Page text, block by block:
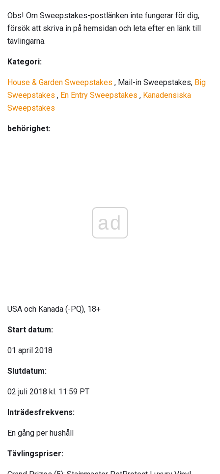
Obs! Om Sweepstakes-postlänken inte fungerar för dig,
försök att skriva in på hemsidan och leta efter en länk till
tävlingarna.
Kategori:
House & Garden Sweepstakes , Mail-in Sweepstakes, Big
Sweepstakes , En Entry Sweepstakes , Kanadensiska
Sweepstakes
behörighet:
ad
USA och Kanada (-PQ), 18+
Start datum:
01 april 2018
Slutdatum:
02 juli 2018 kl. 11:59 PT
Inträdesfrekvens:
En gång per hushåll
Tävlingspriser: